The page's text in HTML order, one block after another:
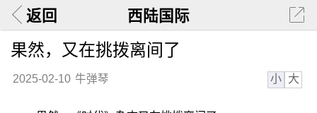
返回 西陆国际
果然，又在挑拨离间了
2025-02-10 牛弹琴 小 大